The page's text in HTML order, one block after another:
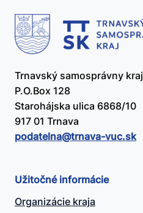
Trnavský samosprávny kraj
P.O.Box 128
Starohájska ulica 6868/10
917 01 Trnava
podatelna@​trnava-vuc.sk
Užitočné informácie
Organizácie kraja